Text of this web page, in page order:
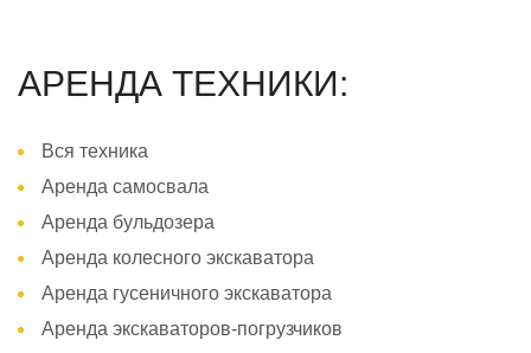
АРЕНДА ТЕХНИКИ:
Вся техника
Аренда самосвала
Аренда бульдозера
Аренда колесного экскаватора
Аренда гусеничного экскаватора
Аренда экскаваторов-погрузчиков